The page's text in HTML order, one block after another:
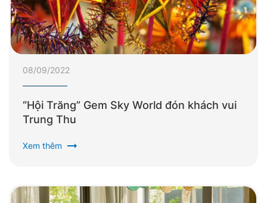
08/09/2022
“Hội Trăng” Gem Sky World đón khách vui
Trung Thu
Xem thêm arrow_right_alt